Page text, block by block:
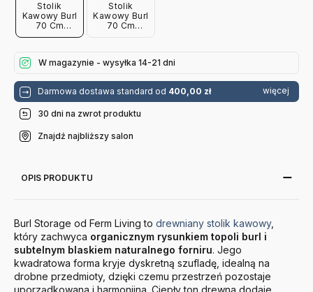
Stolik
Kawowy Burl
70 Cm
Naturalny
Stolik
Kawowy Burl
70 Cm
W magazynie - wysyłka 14-21 dni
Darmowa dostawa standard od 400,00 zł więcej
30 dni na zwrot produktu
Znajdź najbliższy salon
OPIS PRODUKTU
Burl Storage od Ferm Living to drewniany stolik kawowy,
który zachwyca organicznym rysunkiem topoli burl i
subtelnym blaskiem naturalnego forniru. Jego
kwadratowa forma kryje dyskretną szufladę, idealną na
drobne przedmioty, dzięki czemu przestrzeń pozostaje